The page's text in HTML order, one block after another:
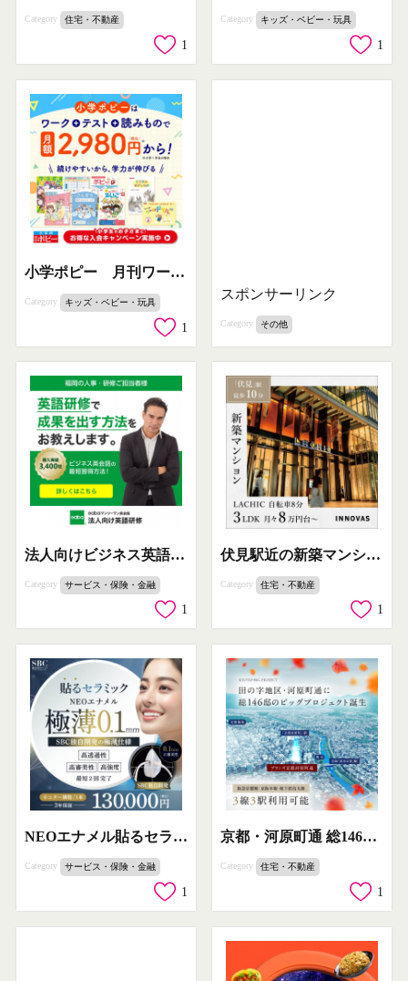
Category 住宅・不動産
1
Category キッズ・ベビー・玩具
1
小学ポピー 月刊ワークと読み物で学べる定期教材
Category キッズ・ベビー・玩具
1
スポンサーリンク
Category その他
法人向けビジネス英語研修（成果重視）
Category サービス・保険・金融
1
伏見駅近の新築マンション分譲案内
Category 住宅・不動産
1
NEOエナメル貼るセラミック施術（極薄ベニア）
Category サービス・保険・金融
1
京都・河原町通 総146邸ビッグプロジェクト
Category 住宅・不動産
1